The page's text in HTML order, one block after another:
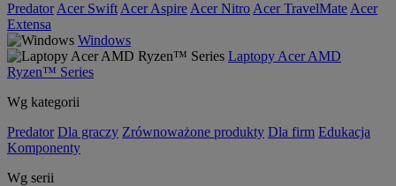
Predator Acer Swift Acer Aspire Acer Nitro Acer TravelMate Acer
Extensa
Windows
Laptopy Acer AMD
Ryzen™ Series
Wg kategorii
Predator Dla graczy Zrównoważone produkty Dla firm Edukacja
Komponenty
Wg serii